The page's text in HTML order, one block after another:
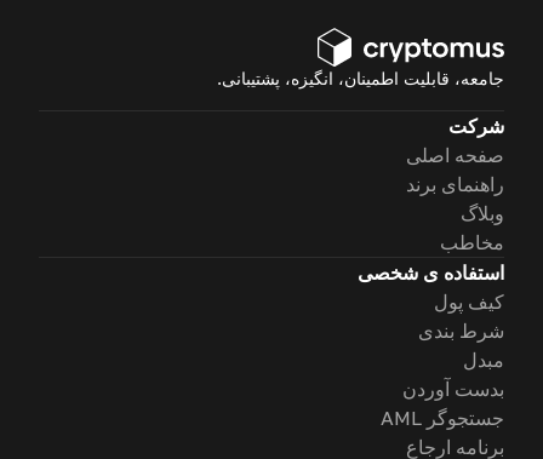
جامعه، قابلیت اطمینان، انگیزه، پشتیبانی.
شرکت
صفحه اصلی
راهنمای برند
وبلاگ
مخاطب
استفاده ی شخصی
کیف پول
شرط بندی
مبدل
بدست آوردن
جستجوگر AML
برنامه ارجاع